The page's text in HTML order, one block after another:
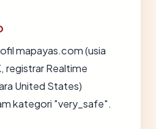
mapayas.com (usia
registrar Realtime
United States)
kategori "very_safe".